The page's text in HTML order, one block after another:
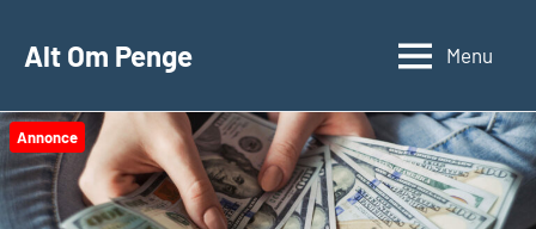
Alt Om Penge Menu
Annonce